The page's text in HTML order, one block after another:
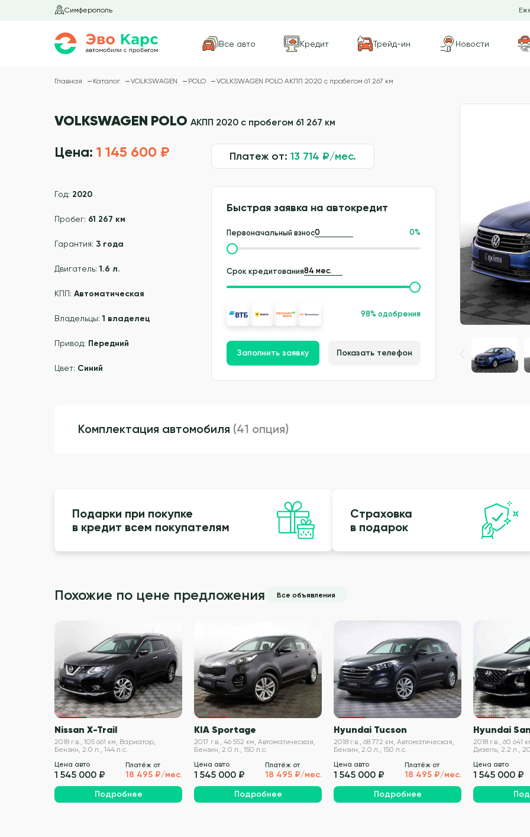
Симферополь
Все авто Кредит Трейд-ин Новости
Главная Каталог VOLKSWAGEN POLO VOLKSWAGEN POLO АКПП 2020 с пробегом 61 267 км
VOLKSWAGEN POLO АКПП 2020 с пробегом 61 267 км
Цена: 1 145 600 ₽
Год: 2020
Пробег: 61 267 км
Гарантия: 3 года
Двигатель:1.6 л.
КПП: Автоматическая
Владельцы:1 владелец
Привод: Передний
Цвет: Синий
Платеж от: 13 714 ₽/мес.
Быстрая заявка на автокредит
Первоначальный взнос 0%
Срок кредитования
98% одобрения
Заполнить заявку Показать телефон
Комплектация автомобиля (41 опция)
Подарки при покупке
в кредит всем покупателям
Страховка
в подарок
Похожие по цене предложения Все объявления
VIN проверен
Nissan X-Trail
2018 г.в., 105 661 км, Вариатор,
Бензин, 2.0 л., 144 л.с.
Цена авто
1 545 000 ₽
Платёж от
18 495 ₽/мес.
Подробнее
VIN проверен
KIA Sportage
2017 г.в., 46 552 км, Автоматическая,
Бензин, 2.0 л., 150 л.с.
Цена авто
1 545 000 ₽
Платёж от
18 495 ₽/мес.
Подробнее
VIN проверен
Hyundai Tucson
2018 г.в., 68 772 км, Автоматическая,
Бензин, 2.0 л., 150 л.с.
Цена авто
1 545 000 ₽
Платёж от
18 495 ₽/мес.
Подробнее
Hyundai
2018 г.в., 60 641
Дизель, 2.2 л.,
Цена авто
1 545 000 ₽